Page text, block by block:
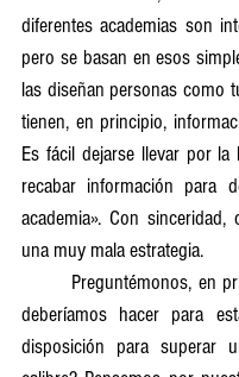
diferentes academias son
pero se basan en esos
las diseñan personas como
tienen, en principio,
Es fácil dejarse llevar por la
recabar información para
academia». Con
una muy mala estrategia.
deberíamos hacer para
disposición para superar